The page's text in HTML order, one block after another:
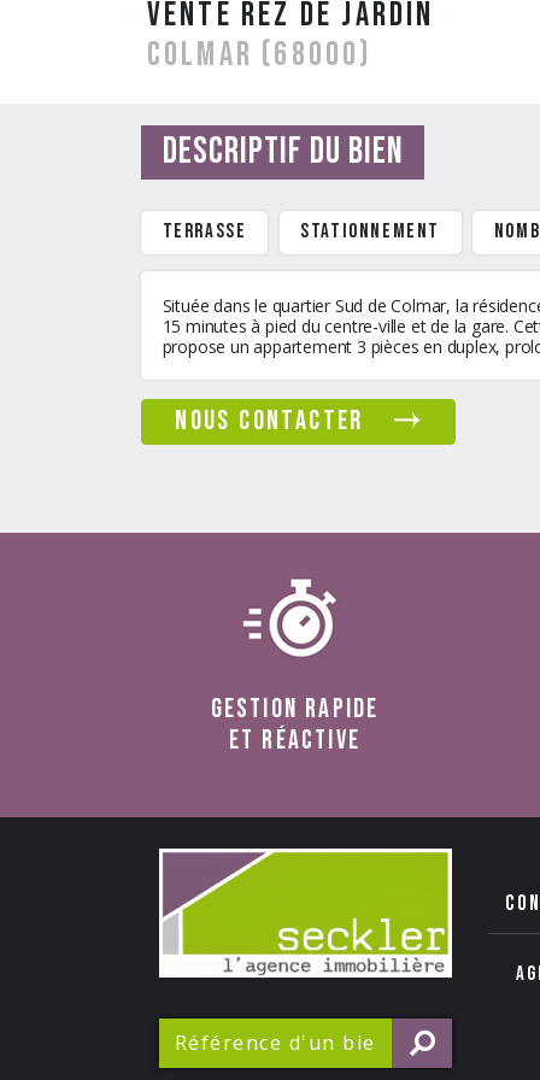
vente Rez De Jardin
COLMAR (68000)
Descriptif du bien
terrasse stationnement
Située dans le quartier Sud de Colmar, la
15 minutes à pied du centre-ville et de la gare.
propose un appartement 3 pièces en duplex,
nous contacter
Gestion rapide
et réactive